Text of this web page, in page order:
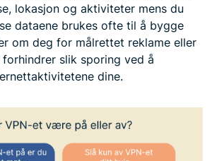
lokasjon og aktiviteter mens du
dataene brukes ofte til å bygge
om deg for målrettet reklame eller
forhindrer slik sporing ved å
dine.